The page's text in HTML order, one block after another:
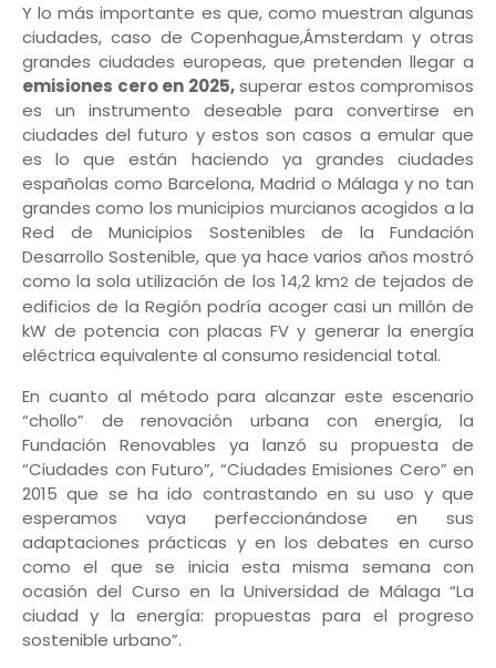
Y lo más importante es que, como muestran algunas
ciudades, caso de Copenhague,Ámsterdam y otras
grandes ciudades europeas, que pretenden llegar a
emisiones cero en 2025,superar estos compromisos
es un instrumento deseable para convertirse en
ciudades del futuro y estos son casos a emular que
es lo que están haciendo ya grandes ciudades
españolas como Barcelona, Madrid o Málaga y no tan
grandes como los municipios murcianos acogidos a la
Red de Municipios Sostenibles de la Fundación
Desarrollo Sostenible, que ya hace varios años mostró
como la sola utilización de los 14,2 km2de tejados de
edificios de la Región podría acoger casi un millón de
kW de potencia con placas FV y generar la energía
eléctrica equivalente al consumo residencial total.
En cuanto al método para alcanzar este escenario
“chollo” de renovación urbana con energía, la
Fundación Renovables ya lanzó su propuesta de
“Ciudades con Futuro”, “Ciudades Emisiones Cero” en
2015 que se ha ido contrastando en su uso y que
esperamos vaya perfeccionándose en sus
adaptaciones prácticas y en los debates en curso
como el que se inicia esta misma semana con
ocasión del Curso en la Universidad de Málaga “La
ciudad y la energía: propuestas para el progreso
sostenible urbano”.